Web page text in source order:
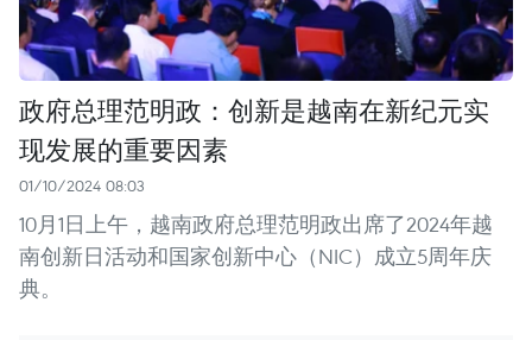
政府总理范明政：创新是越南在新纪元实
现发展的重要因素
01/10/2024 08:03
10月1日上午，越南政府总理范明政出席了2024年越
南创新日活动和国家创新中心（NIC）成立5周年庆
典。